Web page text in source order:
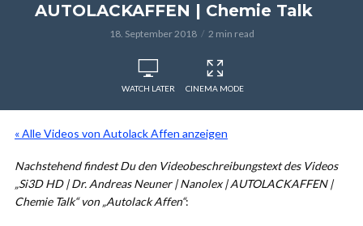
AUTOLACKAFFEN | Chemie Talk
18. September 2018 2 min read
WATCH LATER CINEMA MODE
« Alle Videos von Autolack Affen anzeigen
Nachstehend findest Du den Videobeschreibungstext des Videos
„Si3D HD | Dr. Andreas Neuner | Nanolex | AUTOLACKAFFEN |
Chemie Talk“ von „Autolack Affen“: